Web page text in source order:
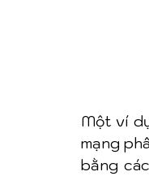
Một ví
mạng
bằng